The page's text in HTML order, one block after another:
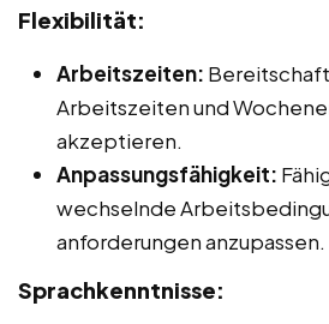
Flexibilität:
Arbeitszeiten:
Arbeitszeiten und
akzeptieren.
Anpassungsfähigkeit:
wechselnde
anforderungen anzupassen.
Sprachkenntnisse: